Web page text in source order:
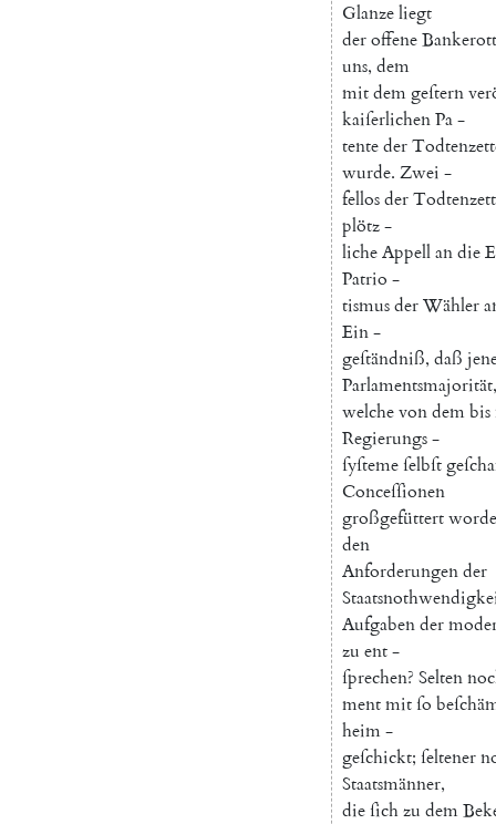
Glanzeliegt
deroffeneBankerott
uns, dem
mitdemgeſtern
kaiſerlichenPa-
tenteder
wurde. Zwei -
fellosder
plötz-
licheAppellandie
Patrio -
tismusderWähler
Ein-
geſtändniß, daß
Parlamentsmajorität,
welchevondembis
Regierungs-
ſyſtemeſelbſt
Conceſſionen
großgefüttert
den
Anforderungender
Aufgabender
zu ent-
ſprechen? Selten
mentmitſo
heim-
geſchickt; ſeltener
Staatsmänner,
dieſichzu dem